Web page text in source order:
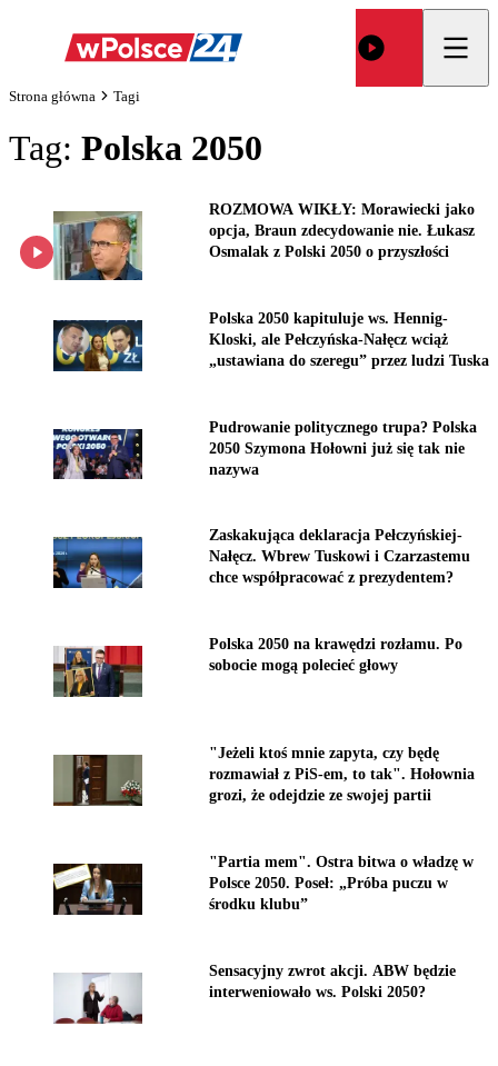
Strona główna Tagi
Tag: Polska 2050
ROZMOWA WIKŁY: Morawiecki jako
opcja, Braun zdecydowanie nie. Łukasz
Osmalak z Polski 2050 o przyszłości
Polska 2050 kapituluje ws. Hennig-
Kloski, ale Pełczyńska-Nałęcz wciąż
„ustawiana do szeregu” przez ludzi Tuska
Pudrowanie politycznego trupa? Polska
2050 Szymona Hołowni już się tak nie
nazywa
Zaskakująca deklaracja Pełczyńskiej-
Nałęcz. Wbrew Tuskowi i Czarzastemu
chce współpracować z prezydentem?
Polska 2050 na krawędzi rozłamu. Po
sobocie mogą polecieć głowy
"Jeżeli ktoś mnie zapyta, czy będę
rozmawiał z PiS-em, to tak". Hołownia
grozi, że odejdzie ze swojej partii
"Partia mem". Ostra bitwa o władzę w
Polsce 2050. Poseł: „Próba puczu w
środku klubu”
Sensacyjny zwrot akcji. ABW będzie
interweniowało ws. Polski 2050?